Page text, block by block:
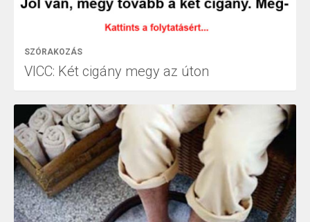
SZÓRAKOZÁS
VICC: Két cigány megy az úton